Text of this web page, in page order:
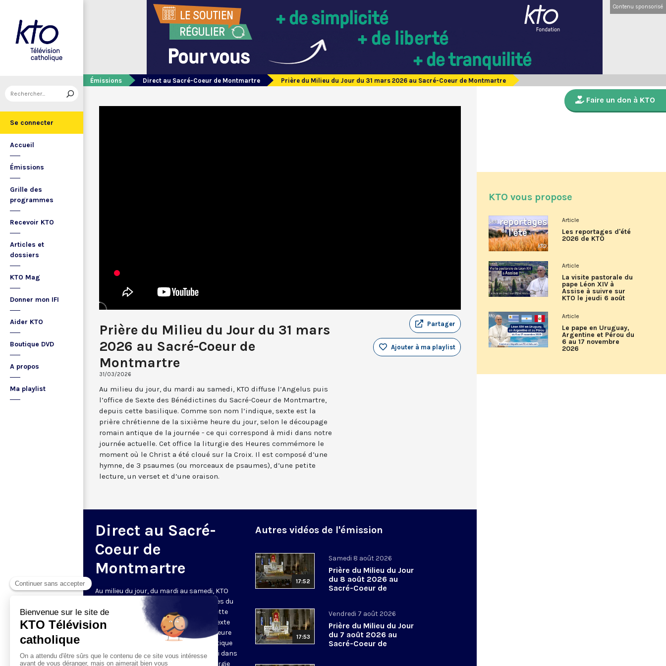
Se connecter
Accueil
Émissions
Grille des
programmes
Recevoir KTO
Articles et
dossiers
KTO Mag
Donner mon IFI
Aider KTO
Boutique DVD
A propos
Ma playlist
Contenu sponsorisé
Émissions Direct au Sacré-Coeur de Montmartre Prière du Milieu du Jour du 31 mars 2026 au Sacré-Coeur de Montmartre
Prière du Milieu du Jour du 31 mars
2026 au Sacré-Coeur de
Montmartre
31/03/2026
Partager
Ajouter à ma playlist
Au milieu du jour, du mardi au samedi, KTO diffuse l’Angelus puis
l’office de Sexte des Bénédictines du Sacré-Coeur de Montmartre,
depuis cette basilique. Comme son nom l’indique, sexte est la
prière chrétienne de la sixième heure du jour, selon le découpage
romain antique de la journée - ce qui correspond à midi dans notre
journée actuelle. Cet office la liturgie des Heures commémore le
moment où le Christ a été cloué sur la Croix. Il est composé d’une
hymne, de 3 psaumes (ou morceaux de psaumes), d’une petite
lecture, un verset et d’une oraison.
Direct au Sacré-
Coeur de
Montmartre
Au milieu du jour, du mardi au samedi, KTO
diffuse l’office de Sexte des Bénédictines du
Sacré-Coeur de Montmartre, depuis cette
basilique
. Comme son nom l’indique, sexte
est la prière chrétienne de la sixième heure
du jour, selon le découpage romain antique
de la journée - ce qui correspond à midi dans
notre journée actuelle. Cet office la liturgie
Autres vidéos de l'émission
17:52
Samedi 8 août 2026
Prière du Milieu du Jour
du 8 août 2026 au
Sacré-Coeur de
17:53
Vendredi 7 août 2026
Prière du Milieu du Jour
du 7 août 2026 au
Sacré-Coeur de
Faire un don à KTO
KTO vous propose
Article
Les reportages d'été
2026 de KTO
Article
La visite pastorale du
pape Léon XIV à
Assise à suivre sur
KTO le jeudi 6 août
Article
Le pape en Uruguay,
Argentine et Pérou du
6 au 17 novembre
2026